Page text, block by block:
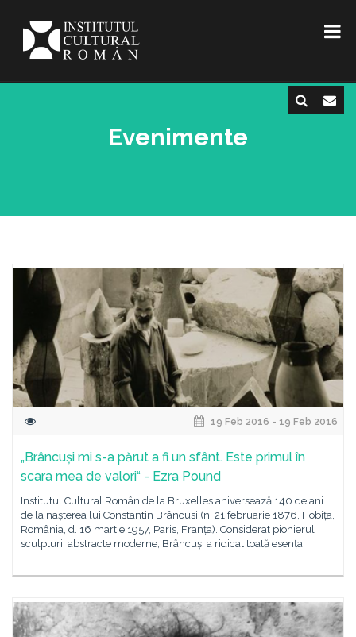
Evenimente
19 Feb 2016 - 19 Feb 2016
„Brâncuși mi s-a părut a fi un sfânt. Este primul în
scara mea de valori“ - Ezra Pound
Institutul Cultural Român de la Bruxelles aniversează 140 de ani
de la nașterea lui Constantin Brâncusi (n. 21 februarie 1876, Hobița,
România, d. 16 martie 1957, Paris, Franța). Considerat pionierul
sculpturii abstracte moderne, Brâncuși a ridicat toată esența